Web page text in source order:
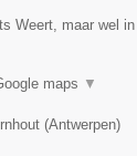
Weert, maar wel
maps ▼
(Antwerpen)